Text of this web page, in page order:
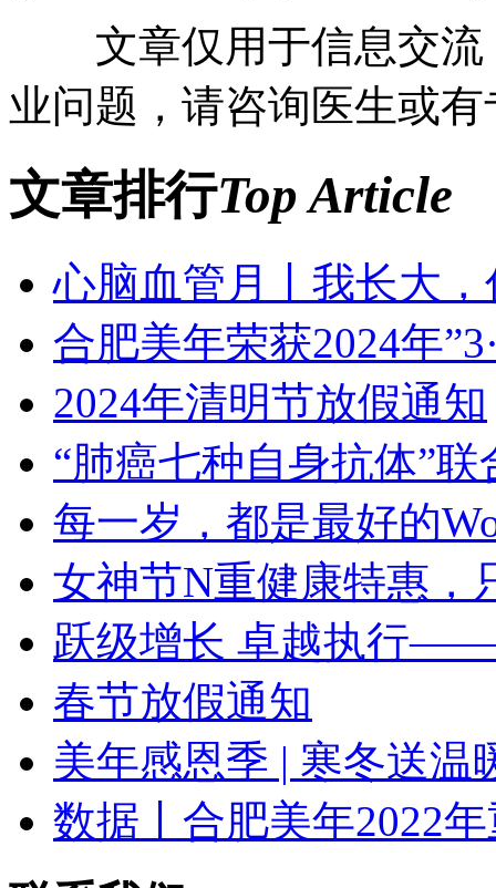
文章仅用于信息交流
业问题，请咨询医生或
文章排行Top Article
心脑血管月丨我长大
合肥美年荣获2024年
2024年清明节放假通知
“肺癌七种自身抗体”
每一岁，都是最好的
女神节N重健康特惠，
跃级增长 卓越执行——
春节放假通知
美年感恩季 | 寒冬送温
数据丨合肥美年2022